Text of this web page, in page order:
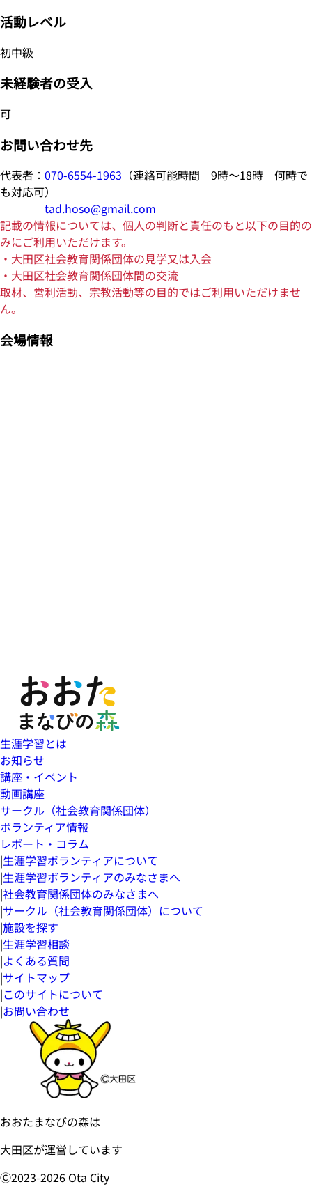
活動レベル
初中級
未経験者の受入
可
お問い合わせ先
代表者： 070-6554-1963 （連絡可能時間 9時～18時 何時で
も対応可）
tad.hoso@gmail.com
記載の情報については、個人の判断と責任のもと以下の目的の
みにご利用いただけます。
・大田区社会教育関係団体の見学又は入会
・大田区社会教育関係団体間の交流
取材、営利活動、宗教活動等の目的ではご利用いただけませ
ん。
会場情報
生涯学習とは
お知らせ
講座・イベント
動画講座
サークル（社会教育関係団体）
ボランティア情報
レポート・コラム
|生涯学習ボランティアについて
|生涯学習ボランティアのみなさまへ
|社会教育関係団体のみなさまへ
|サークル（社会教育関係団体）について
|施設を探す
|生涯学習相談
|よくある質問
|サイトマップ
|このサイトについて
|お問い合わせ
おおたまなびの森は
大田区が運営しています
Ⓒ2023-2026 Ota City